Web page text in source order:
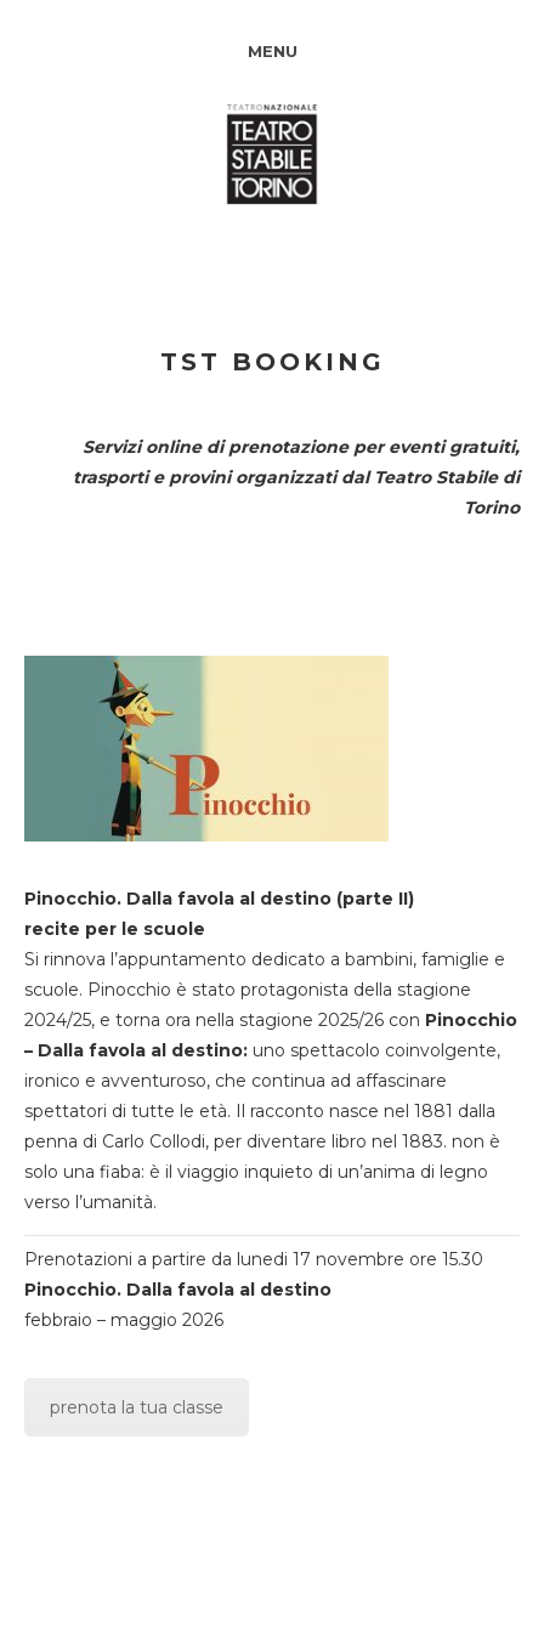
MENU
TST BOOKING
Servizi online di prenotazione per eventi gratuiti,
trasporti e provini organizzati dal Teatro Stabile di
Torino
Pinocchio. Dalla favola al destino (parte II)
recite per le scuole
Si rinnova l’appuntamento dedicato a bambini, famiglie e
scuole. Pinocchio è stato protagonista della stagione
2024/25, e torna ora nella stagione 2025/26 con Pinocchio
– Dalla favola al destino: uno spettacolo coinvolgente,
ironico e avventuroso, che continua ad affascinare
spettatori di tutte le età. Il racconto nasce nel 1881 dalla
penna di Carlo Collodi, per diventare libro nel 1883. non è
solo una fiaba: è il viaggio inquieto di un’anima di legno
verso l’umanità.
Prenotazioni a partire da lunedi 17 novembre ore 15.30
Pinocchio. Dalla favola al destino
febbraio – maggio 2026
prenota la tua classe